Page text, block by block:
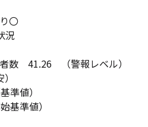
〇
況
数 41.26 （警報レベル）
準値）
基準値）